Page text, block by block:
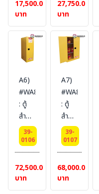
Cabinets
15 L
1
door
(manual)
Ext
dimension
56x43x43
SYSBEL
(ไม่
รวม
สายดิน)
17,500.00
บาท
Cabinets
45 L
1
door
(manual)
Ext
dimension
89x59x46
SYSBEL
(ไม่
รวม
สายดิน)
27,750.00
บาท
A6)
#WA810540
: ตู้
สำหรับ
เก็บ
ของเหลว
ไวไฟ
Flammable
Cabinets
204
39-
0106
72,500.00
บาท
A7)
#WA810600
: ตู้
สำหรับ
เก็บ
ของเหลว
ไวไฟ
Flammable
Cabinets
227
39-
0107
68,000.00
บาท